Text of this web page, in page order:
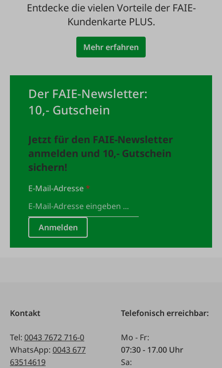
Entdecke die vielen Vorteile der FAIE-
Kundenkarte PLUS.
Mehr erfahren
Der FAIE-Newsletter:
10,- Gutschein
Jetzt für den FAIE-Newsletter
anmelden und 10,- Gutschein
sichern!
E-Mail-Adresse*
Anmelden
Kontakt
Tel: 0043 7672 716-0
WhatsApp: 0043 677
63514619
Telefonisch erreichbar:
Mo - Fr:
07:30 - 17.00 Uhr
Sa: